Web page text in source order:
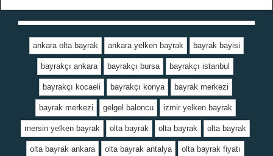
ankara olta bayrak ankara yelken bayrak bayrak bayisi
bayrakçı ankara bayrakçı bursa bayrakçı istanbul
bayrakçı kocaeli bayrakçı konya bayrak merkezi
bayrak merkezi gelgel baloncu izmir yelken bayrak
mersin yelken bayrak olta bayrak olta bayrak olta bayrak
olta bayrak ankara olta bayrak antalya olta bayrak fiyatı